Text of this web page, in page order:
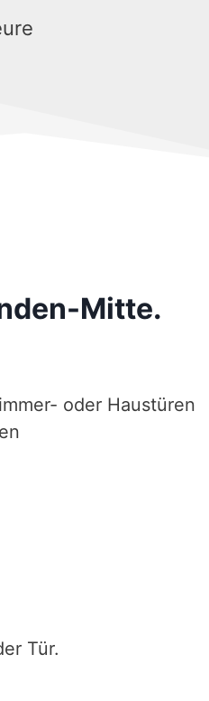
Mitte.
oder Haustüren
Tür.